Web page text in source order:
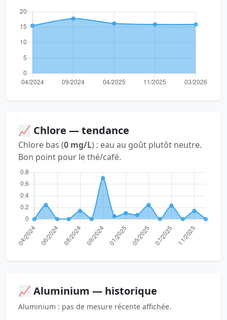
📈 Chlore — tendance
Chlore bas (0 mg/L) : eau au goût plutôt neutre.
Bon point pour le thé/café.
📈 Aluminium — historique
Aluminium : pas de mesure récente affichée.